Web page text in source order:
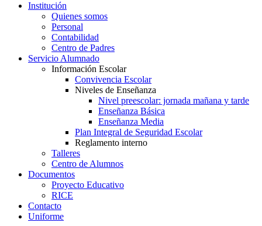
Institución
Quienes somos
Personal
Contabilidad
Centro de Padres
Servicio Alumnado
Información Escolar
Convivencia Escolar
Niveles de Enseñanza
Nivel preescolar: jornada mañana y tarde
Enseñanza Básica
Enseñanza Media
Plan Integral de Seguridad Escolar
Reglamento interno
Talleres
Centro de Alumnos
Documentos
Proyecto Educativo
RICE
Contacto
Uniforme